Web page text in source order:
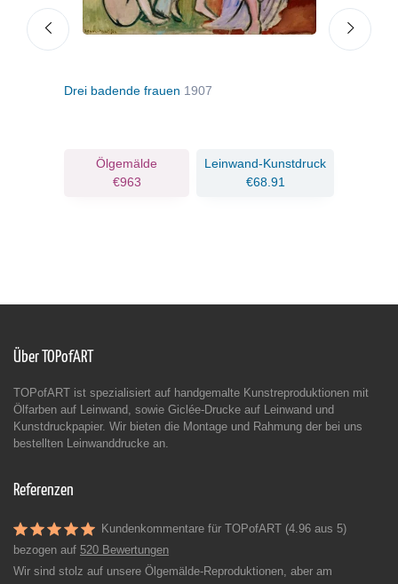
Drei badende frauen 1907
Ölgemälde
€963
Leinwand-Kunstdruck
€68.91
Über TOPofART
TOPofART ist spezialisiert auf handgemalte Kunstreproduktionen mit
Ölfarben auf Leinwand, sowie Giclée-Drucke auf Leinwand und
Kunstdruckpapier. Wir bieten die Montage und Rahmung der bei uns
bestellten Leinwanddrucke an.
Referenzen
Kundenkommentare für TOPofART (4.96 aus 5)
bezogen auf 520 Bewertungen
Wir sind stolz auf unsere Ölgemälde-Reproduktionen, aber am